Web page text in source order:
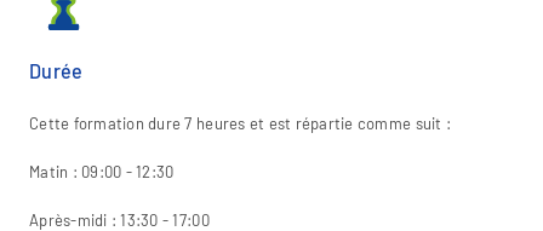
Durée
Cette formation dure 7 heures et est répartie comme suit :
Matin : 09:00 - 12:30
Après-midi : 13:30 - 17:00